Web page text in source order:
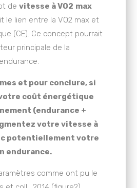
de vitesse à VO2 max
le lien entre la VO2 max et
(CE). Ce concept pourrait
principale de la
et pour conclure, si
coût énergétique
(endurance +
votre vitesse à
potentiellement votre
endurance.
comme ont pu le